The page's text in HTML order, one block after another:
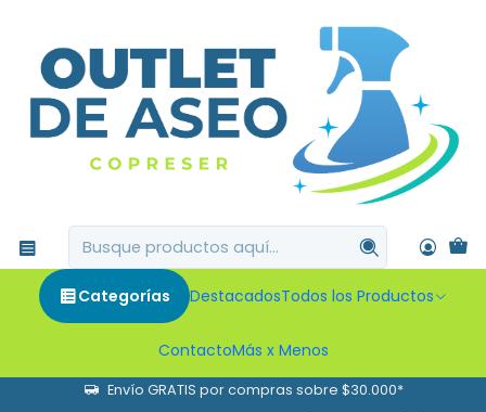
Categorías DestacadosTodos los Productos
ContactoMás x Menos
Envío GRATIS por compras sobre $30.000*